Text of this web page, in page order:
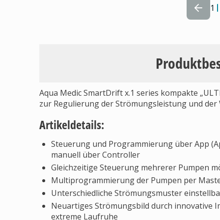
1
Aqua Medic SmartDrift x.1 series kompakte
zur Regulierung der Strömungsleistung und
Artikeldetails:
Steuerung und Programmierung über App
manuell über Controller
Gleichzeitige Steuerung mehrerer Pumpen
Multiprogrammierung der Pumpen per
Unterschiedliche Strömungsmuster
Neuartiges Strömungsbild durch innovative
extreme Laufruhe